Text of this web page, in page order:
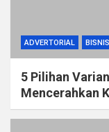
ADVERTORIAL BISNIS
5 Pilihan
Mencerahkan